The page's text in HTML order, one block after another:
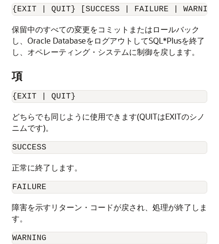
{EXIT | QUIT} [ SUCCESS | FAILURE |
保留中のすべての変更をコミットまたはロールバック
し、Oracle DatabaseをログアウトしてSQL*Plusを終了
し、オペレーティング・システムに制御を戻します。
項
{EXIT | QUIT}
どちらでも同じように使用できます(QUITはEXITのシノ
ニムです)。
SUCCESS
正常に終了します。
FAILURE
障害を示すリターン・コードが戻され、処理が終了しま
す。
WARNING